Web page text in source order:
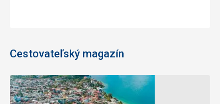
Cestovateľský magazín